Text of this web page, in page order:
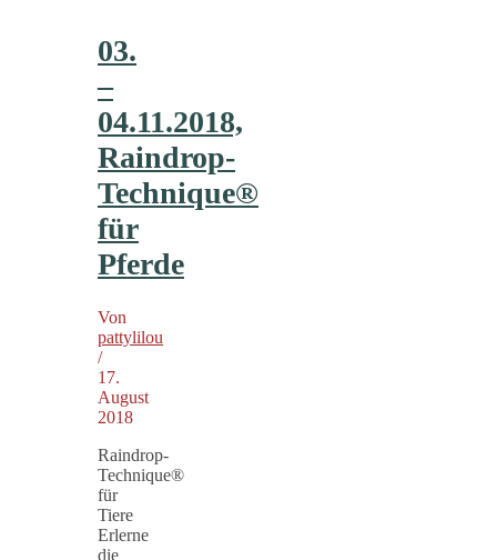
03.
–
04.11.2018,
Raindrop-
Technique®
für
Pferde
Von
pattylilou
/
17.
August
2018
Raindrop-
Technique®
für
Tiere
Erlerne
die